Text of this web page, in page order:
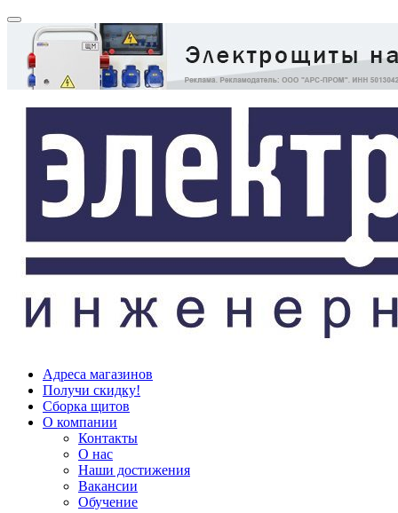
Адреса магазинов
Получи скидку!
Сборка щитов
О компании
Контакты
О нас
Наши достижения
Вакансии
Обучение